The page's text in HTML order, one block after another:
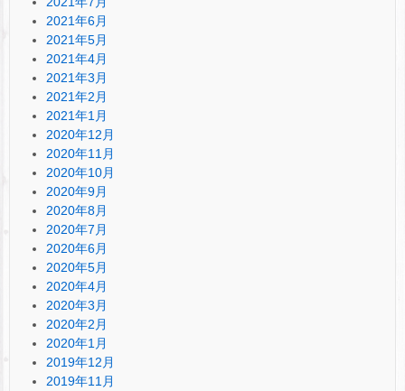
2021年6月
2021年5月
2021年4月
2021年3月
2021年2月
2021年1月
2020年12月
2020年11月
2020年10月
2020年9月
2020年8月
2020年7月
2020年6月
2020年5月
2020年4月
2020年3月
2020年2月
2020年1月
2019年12月
2019年11月